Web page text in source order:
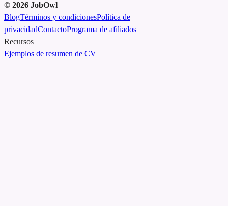
© 2026 JobOwl
BlogTérminos y condicionesPolítica de
privacidadContactoPrograma de afiliados
Recursos
Ejemplos de resumen de CV